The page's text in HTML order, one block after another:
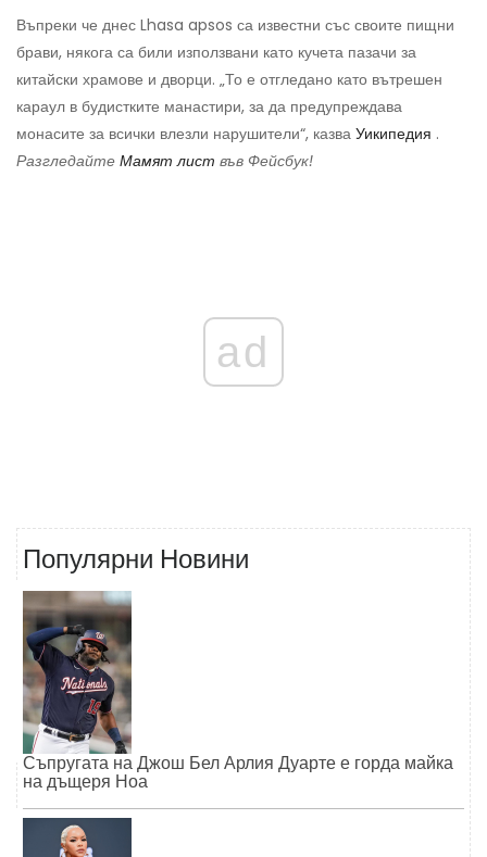
Въпреки че днес Lhasa apsos са известни със своите пищни
брави, някога са били използвани като кучета пазачи за
китайски храмове и дворци. „То е отгледано като вътрешен
караул в будистките манастири, за да предупреждава
монасите за всички влезли нарушители“, казва Уикипедия .
Разгледайте Мамят лист във Фейсбук!
ad
Популярни Новини
Съпругата на Джош Бел Арлия Дуарте е горда майка
на дъщеря Ноа